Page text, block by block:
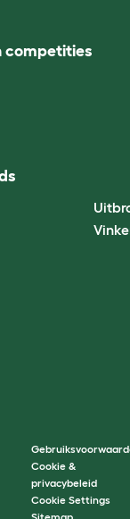
competities
Cookie &
privacybeleid
Cookie Settings